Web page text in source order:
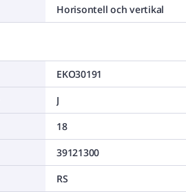
Horisontell och vertikal
EKO30191
J
18
39121300
RS